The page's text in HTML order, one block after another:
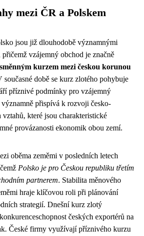
mezi ČR a Polskem
jsou již dlouhodobě významnými
vzájemný obchod je značně
kurzem mezi českou korunou
současné době se kurz zlotého pohybuje
příznivé podmínky pro vzájemný
přispívá k rozvoji česko-
které jsou charakteristické
provázanosti ekonomik obou zemí.
oběma zeměmi v posledních letech
Polsko je pro Českou republiku třetím
partnerem. Stabilita měnového
hraje klíčovou roli při plánování
strategií. Dnešní kurz zlotý
českých exportérů na
České firmy využívají příznivého kurzu